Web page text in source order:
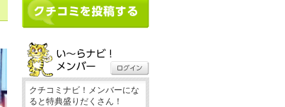
クチコミナビ！メンバーにな
ると特典盛りだくさん！